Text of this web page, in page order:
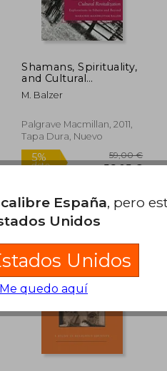
5%
dcto. 50,70
Shamans, Spirituality,
and Cultural
Revitalization:
Explorations in
(Contemporary
Anthropology of
M. Balzer
Palgrave Macmillan, 2011,
Tapa Dura, Nuevo
España, pero
Unidos
Unidos
Me quedo aquí